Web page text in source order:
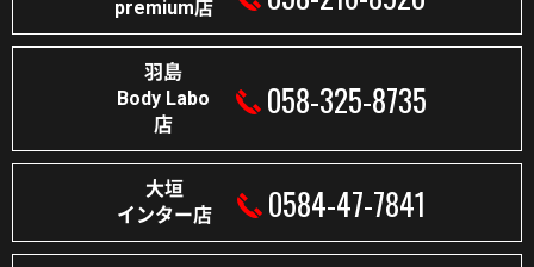
premium店
羽島
Body Labo
店
058-325-8735
大垣
インター店
0584-47-7841